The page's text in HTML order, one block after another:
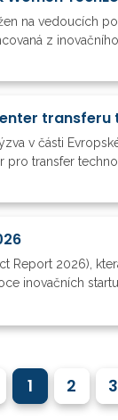
na vedoucích
z
v části
transfer
Report 2026),
inovačních
1 2 3